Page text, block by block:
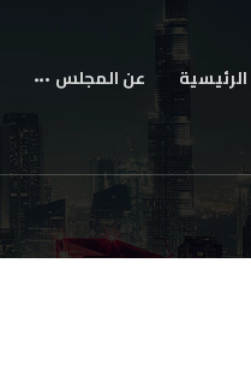
عن المجلس